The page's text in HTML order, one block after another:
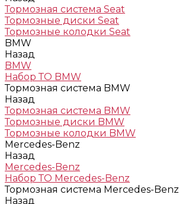
Тормозная система Seat
Тормозные диски Seat
Тормозные колодки Seat
BMW
Назад
BMW
Набор ТО BMW
Тормозная система BMW
Назад
Тормозная система BMW
Тормозные диски BMW
Тормозные колодки BMW
Mercedes-Benz
Назад
Mercedes-Benz
Набор ТО Mercedes-Benz
Тормозная система Mercedes-Benz
Назад